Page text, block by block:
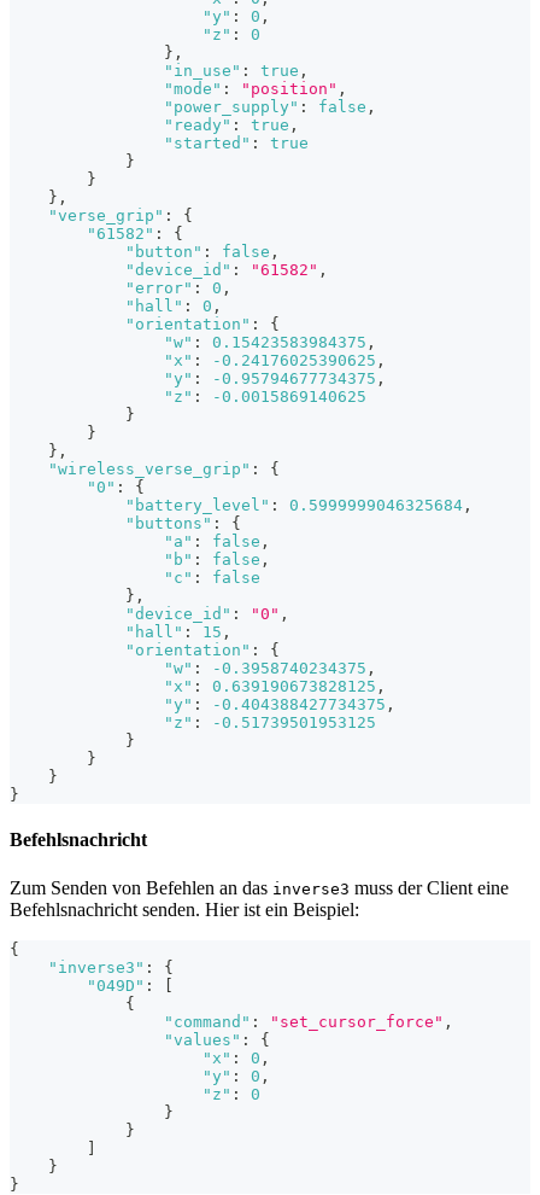
"y" : 0 ,
"z" :
0
} ,
"in_use" : true ,
"mode" : "position" ,
"power_supply" : false ,
"ready" : true ,
"started" :
true
}
}
} ,
"verse_grip" :
{
"61582" :
{
"button" : false ,
"device_id" : "61582" ,
"error" : 0 ,
"hall" : 0 ,
"orientation" :
{
"w" : 0.15423583984375 ,
"x" : -0.24176025390625 ,
"y" : -0.95794677734375 ,
"z" :
-0.0015869140625
}
}
} ,
"wireless_verse_grip" :
{
"0" :
{
"battery_level" : 0.5999999046325684 ,
"buttons" :
{
"a" : false ,
"b" : false ,
"c" :
false
} ,
"device_id" : "0" ,
"hall" : 15 ,
"orientation" :
{
"w" : -0.3958740234375 ,
"x" : 0.639190673828125 ,
"y" : -0.404388427734375 ,
"z" :
-0.51739501953125
}
}
}
}
Befehlsnachricht
Zum Senden von Befehlen an das inverse3 muss der Client eine
Befehlsnachricht senden. Hier ist ein Beispiel:
{
"inverse3" :
{
"049D" :
[
{
"command" : "set_cursor_force" ,
"values" :
{
"x" : 0 ,
"y" : 0 ,
"z" :
0
}
}
]
}
}